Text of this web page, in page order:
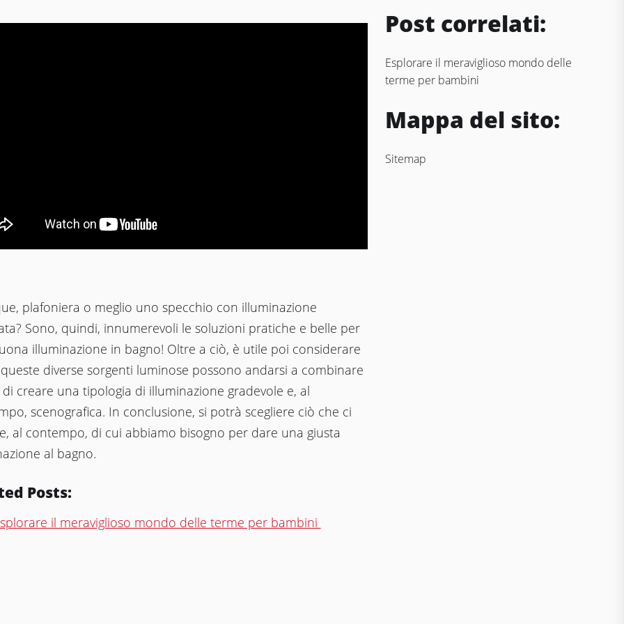
plafoniera o meglio uno specchio con illuminazione
Sono, quindi, innumerevoli le soluzioni pratiche e belle per
illuminazione in bagno! Oltre a ciò, è utile poi considerare
diverse sorgenti luminose possono andarsi a combinare
di creare una tipologia di illuminazione gradevole e, al
scenografica. In conclusione, si potrà scegliere ciò che ci
al contempo, di cui abbiamo bisogno per dare una giusta
al bagno.
Posts:
il meraviglioso mondo delle terme per bambini
Post correlati:
Esplorare il meraviglioso mondo delle
terme per bambini
Mappa del sito:
Sitemap